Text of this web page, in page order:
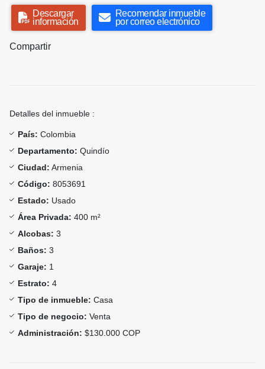
Descargar
información
Recomendar inmueble
por correo electrónico
Compartir
Detalles del inmueble :
País: Colombia
Departamento: Quindío
Ciudad: Armenia
Código: 8053691
Estado: Usado
Área Privada: 400 m²
Alcobas: 3
Baños: 3
Garaje: 1
Estrato: 4
Tipo de inmueble: Casa
Tipo de negocio: Venta
Administración: $130.000 COP